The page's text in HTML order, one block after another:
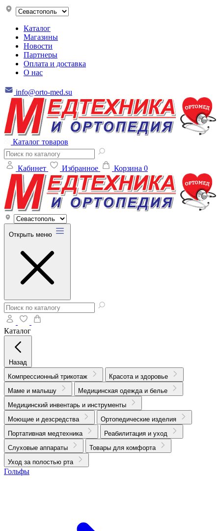
Каталог
Магазины
Новости
Партнеры
Оплата и доставка
О нас
info@orto-med.su
Каталог товаров
Кабинет Избранное Корзина 0
Открыть меню
Каталог
Назад
Компрессионный трикотаж
Красота и здоровье
Маме и малышу
Медицинская одежда и белье
Медицинский инвентарь и инструменты
Моющие и дезсредства
Ортопедические изделия
Портативная медтехника
Реабилитация и уход
Слуховые аппараты
Товары для комфорта
Уход за полостью рта
Гольфы